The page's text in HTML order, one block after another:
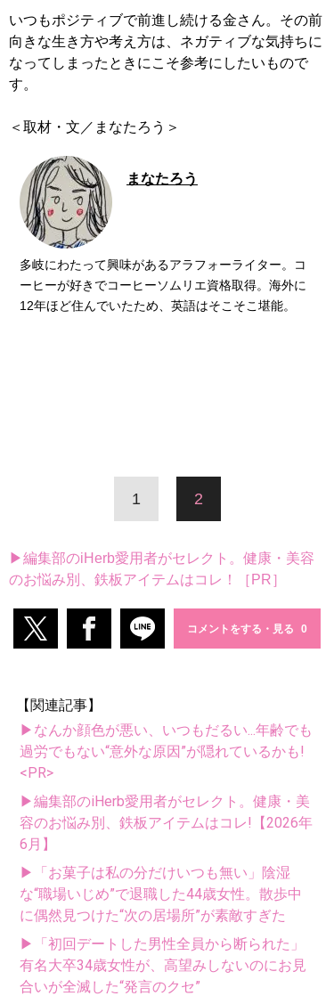
いつもポジティブで前進し続ける金さん。その前
向きな生き方や考え方は、ネガティブな気持ちに
なってしまったときにこそ参考にしたいもので
す。
＜取材・文／まなたろう＞
まなたろう
多岐にわたって興味があるアラフォーライター。コ
ーヒーが好きでコーヒーソムリエ資格取得。海外に
12年ほど住んでいたため、英語はそこそこ堪能。
1 2
▶編集部のiHerb愛用者がセレクト。健康・美容
のお悩み別、鉄板アイテムはコレ！［PR］
コメントをする・見る
【関連記事】
▶なんか顔色が悪い、いつもだるい...年齢でも
過労でもない“意外な原因”が隠れているかも!
<PR>
▶編集部のiHerb愛用者がセレクト。健康・美
容のお悩み別、鉄板アイテムはコレ!【2026年
6月】
▶「お菓子は私の分だけいつも無い」陰湿
な“職場いじめ”で退職した44歳女性。散歩中
に偶然見つけた“次の居場所”が素敵すぎた
▶「初回デートした男性全員から断られた」
有名大卒34歳女性が、高望みしないのにお見
合いが全滅した“発言のクセ”